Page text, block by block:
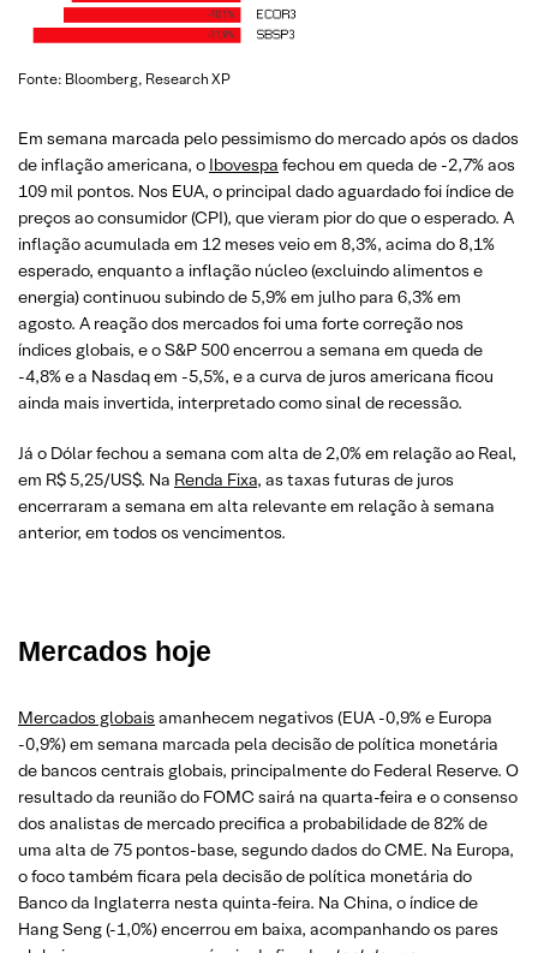
Fonte: Bloomberg, Research XP
Em semana marcada pelo pessimismo do mercado após os dados
de inflação americana, o Ibovespa fechou em queda de -2,7% aos
109 mil pontos. Nos EUA, o principal dado aguardado foi índice de
preços ao consumidor (CPI), que vieram pior do que o esperado. A
inflação acumulada em 12 meses veio em 8,3%, acima do 8,1%
esperado, enquanto a inflação núcleo (excluindo alimentos e
energia) continuou subindo de 5,9% em julho para 6,3% em
agosto. A reação dos mercados foi uma forte correção nos
índices globais, e o S&P 500 encerrou a semana em queda de
-4,8% e a Nasdaq em -5,5%, e a curva de juros americana ficou
ainda mais invertida, interpretado como sinal de recessão.
Já o Dólar fechou a semana com alta de 2,0% em relação ao Real,
em R$ 5,25/US$. Na Renda Fixa, as taxas futuras de juros
encerraram a semana em alta relevante em relação à semana
anterior, em todos os vencimentos.
Mercados hoje
Mercados globais amanhecem negativos (EUA -0,9% e Europa
-0,9%) em semana marcada pela decisão de política monetária
de bancos centrais globais, principalmente do Federal Reserve. O
resultado da reunião do FOMC sairá na quarta-feira e o consenso
dos analistas de mercado precifica a probabilidade de 82% de
uma alta de 75 pontos-base, segundo dados do CME. Na Europa,
o foco também ficara pela decisão de política monetária do
Banco da Inglaterra nesta quinta-feira. Na China, o índice de
Hang Seng (-1,0%) encerrou em baixa, acompanhando os pares